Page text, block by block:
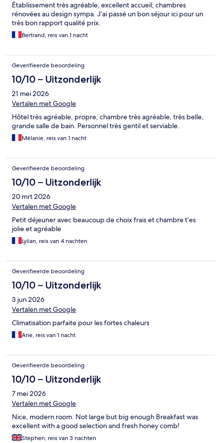
Établissement très agréable, excellent accueil, chambres
rénovées au design sympa. J’ai passé un bon séjour ici pour un
très bon rapport qualité prix.
Bertrand, reis van 1 nacht
Geverifieerde beoordeling
10/10 – Uitzonderlijk
21 mei 2026
Vertalen met Google
Hôtel très agréable, propre, chambre très agréable, très belle,
grande salle de bain. Personnel très gentil et serviable.
Mélanie, reis van 1 nacht
Geverifieerde beoordeling
10/10 – Uitzonderlijk
20 mrt 2026
Vertalen met Google
Petit déjeuner avec beaucoup de choix frais et chambre t’es
jolie et agréable
Lylian, reis van 4 nachten
Geverifieerde beoordeling
10/10 – Uitzonderlijk
3 jun 2026
Vertalen met Google
Climatisation parfaite pour les fortes chaleurs
Arie, reis van 1 nacht
Geverifieerde beoordeling
10/10 – Uitzonderlijk
7 mei 2026
Vertalen met Google
Nice, modern room. Not large but big enough Breakfast was
excellent with a good selection and fresh honey comb!
Stephen, reis van 3 nachten